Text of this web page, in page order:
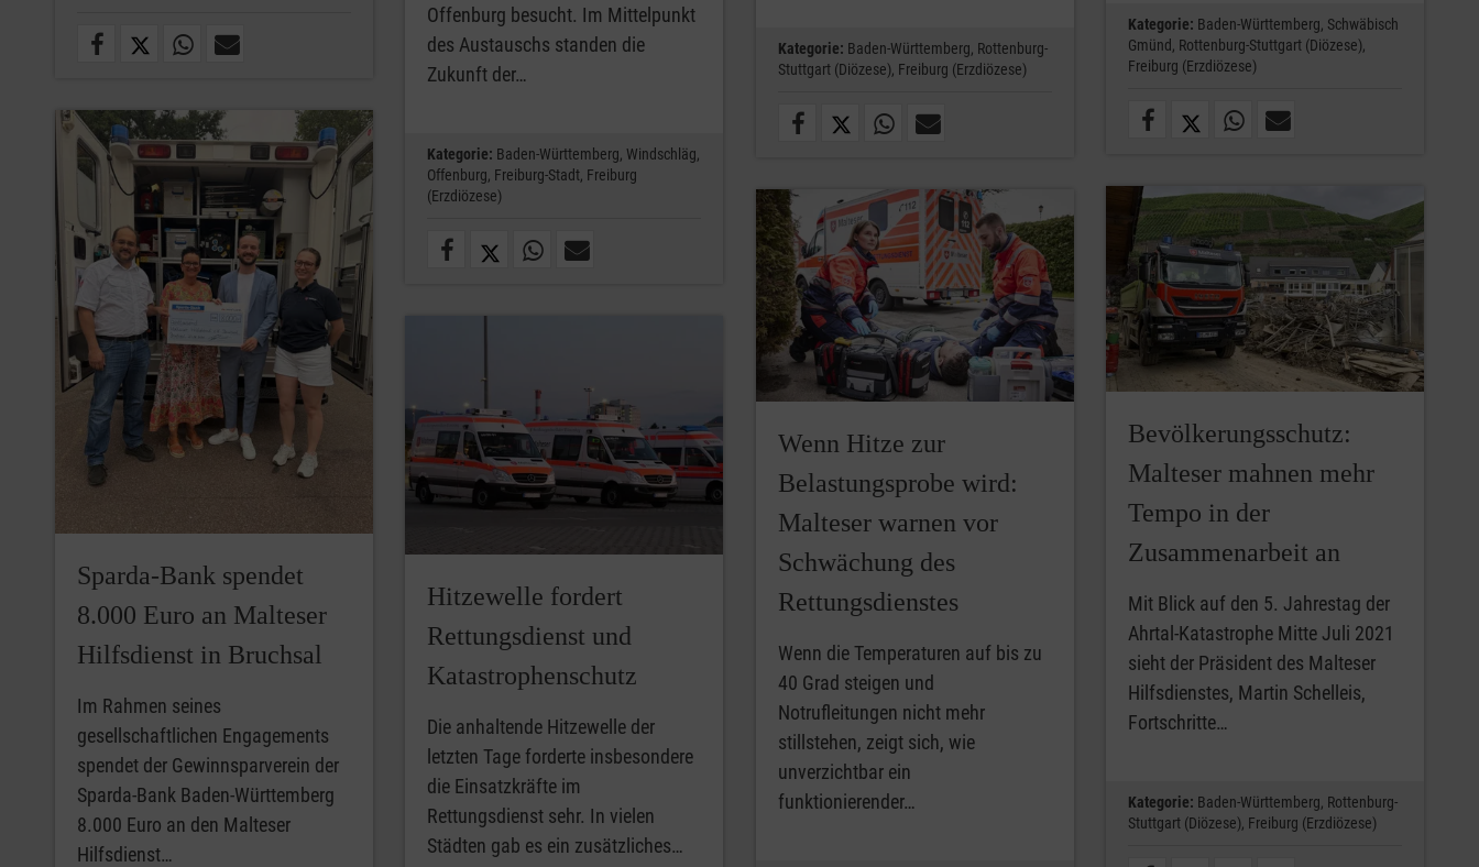
Offenburg besucht. Im Mittelpunkt
des Austauschs standen die
Zukunft der…
Kategorie: Baden-Württemberg, Windschläg,
Offenburg, Freiburg-Stadt, Freiburg
(Erzdiözese)
Kategorie: Baden-Württemberg, Rottenburg-
Stuttgart (Diözese), Freiburg (Erzdiözese)
Kategorie: Baden-Württemberg, Schwäbisch
Gmünd, Rottenburg-Stuttgart (Diözese),
Freiburg (Erzdiözese)
Sparda-Bank spendet
8.000 Euro an Malteser
Hilfsdienst in Bruchsal
Im Rahmen seines
gesellschaftlichen Engagements
spendet der Gewinnsparverein der
Sparda-Bank Baden-Württemberg
8.000 Euro an den Malteser
Hilfsdienst…
Bevölkerungsschutz:
Malteser mahnen mehr
Tempo in der
Zusammenarbeit an
Mit Blick auf den 5. Jahrestag der
Ahrtal-Katastrophe Mitte Juli 2021
sieht der Präsident des Malteser
Hilfsdienstes, Martin Schelleis,
Fortschritte…
Kategorie: Baden-Württemberg, Rottenburg-
Stuttgart (Diözese), Freiburg (Erzdiözese)
Wenn Hitze zur
Belastungsprobe wird:
Malteser warnen vor
Schwächung des
Rettungsdienstes
Wenn die Temperaturen auf bis zu
40 Grad steigen und
Notrufleitungen nicht mehr
stillstehen, zeigt sich, wie
unverzichtbar ein
funktionierender…
Hitzewelle fordert
Rettungsdienst und
Katastrophenschutz
Die anhaltende Hitzewelle der
letzten Tage forderte insbesondere
die Einsatzkräfte im
Rettungsdienst sehr. In vielen
Städten gab es ein zusätzliches…